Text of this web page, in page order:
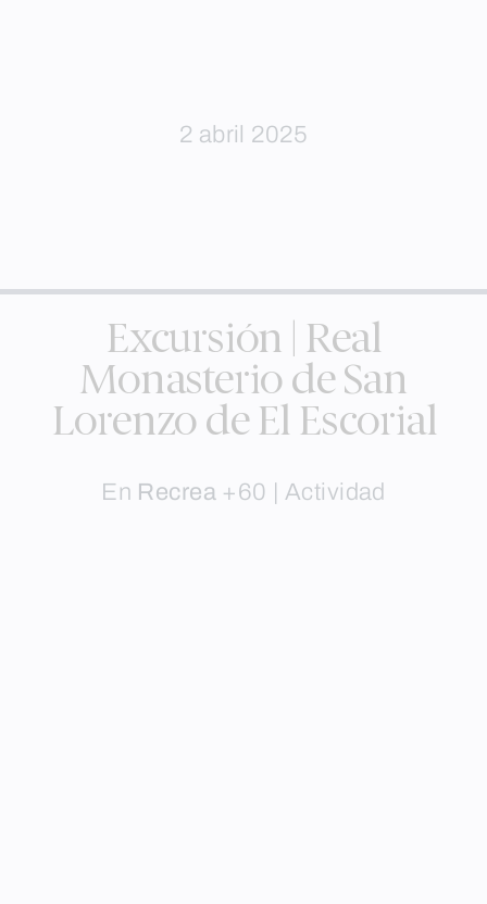
2 abril 2025
Excursión | Real
Monasterio de San
Lorenzo de El Escorial
En Recrea +60 |Actividad